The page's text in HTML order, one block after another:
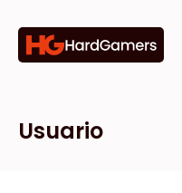
Categorías
Marcas
Tiendas
Usuario